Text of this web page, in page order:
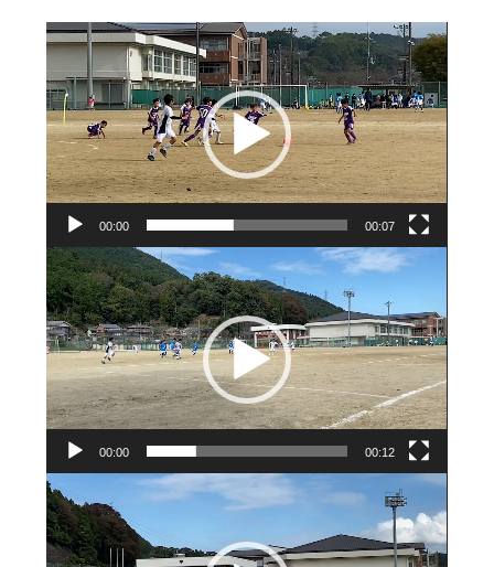
動
プ
レ
ー
ヤ
ー
00:00 00:07
動
画
プ
レ
ヤ
ー
00:00 00:12
動
画
プ